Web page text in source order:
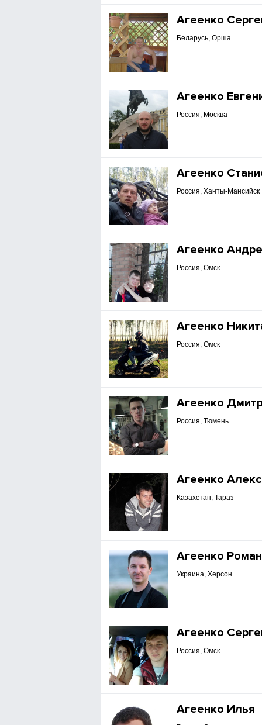
Агеенко
Беларусь, Орша
Агеенко
Россия, Москва
Агеенко
Россия, Ханты-Мансийск
Агеенко
Россия, Омск
Агеенко
Россия, Омск
Агеенко
Россия, Тюмень
Агеенко
Казахстан, Тараз
Агеенко Роман
Украина, Херсон
Агеенко
Россия, Омск
Агеенко Илья